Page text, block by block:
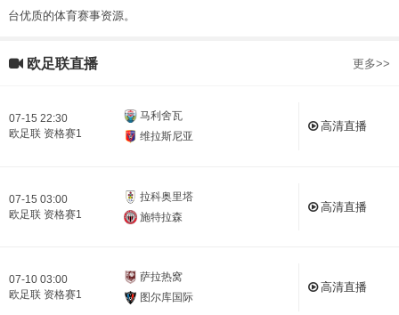
台优质的体育赛事资源。
欧足联直播 更多>>
07-15 22:30
欧足联 资格赛1
马利舍瓦
维拉斯尼亚
高清直播
07-15 03:00
欧足联 资格赛1
拉科奥里塔
施特拉森
高清直播
07-10 03:00
欧足联 资格赛1
萨拉热窝
图尔库国际
高清直播